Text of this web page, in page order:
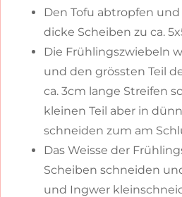
Den Tofu abtropfen und
dicke Scheiben zu ca.
Die Frühlingszwiebeln
und den grössten Teil
ca. 3cm lange Streifen
kleinen Teil aber in
schneiden zum am
Das Weisse der
Scheiben schneiden
und Ingwer